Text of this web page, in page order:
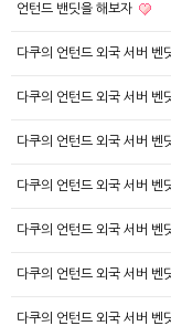
언턴드 밴딧을 해보자
다쿠의 언턴드 외국 서버 벤
다쿠의 언턴드 외국 서버 벤
다쿠의 언턴드 외국 서버 벤
다쿠의 언턴드 외국 서버 벤
다쿠의 언턴드 외국 서버 벤
다쿠의 언턴드 외국 서버 벤
다쿠의 언턴드 외국 서버 벤